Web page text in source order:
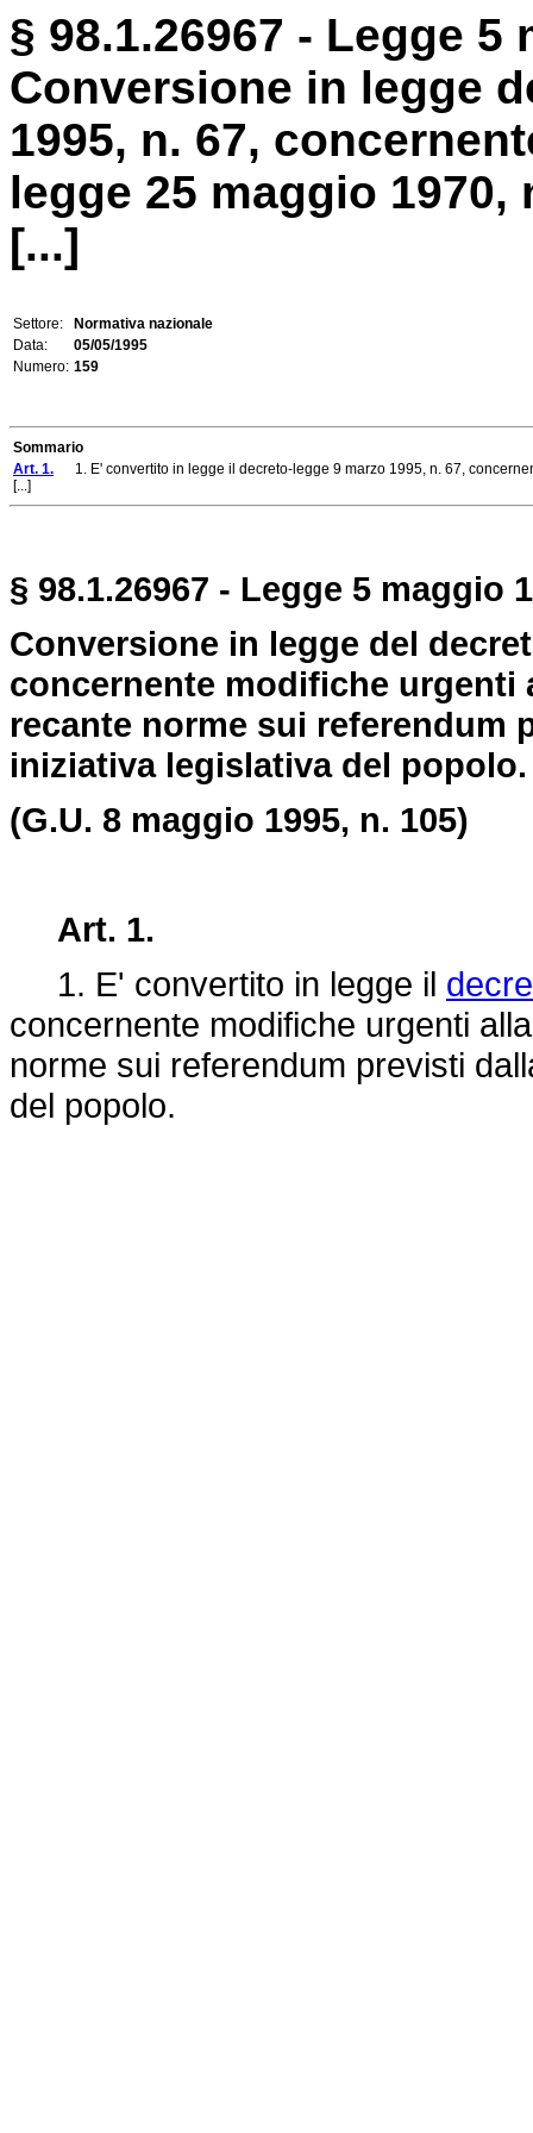
§ 98.1.26967 - Legge 5
Conversione in legge
1995, n. 67,
legge 25 maggio
[...]
Settore:
Normativa nazionale
Data:
05/05/1995
Numero: 159
Sommario
Art. 1. 1. E' convertito in legge il decreto-legge 9 marzo 1995, n. 67,
[...]
§ 98.1.26967 - Legge 5 maggio
Conversione in legge del
concernente modifiche urgenti
recante norme sui referendum
iniziativa legislativa del popolo.
(G.U. 8 maggio 1995, n. 105)
Art. 1.
1. E' convertito in legge il
concernente modifiche urgenti
norme sui referendum previsti
del popolo.